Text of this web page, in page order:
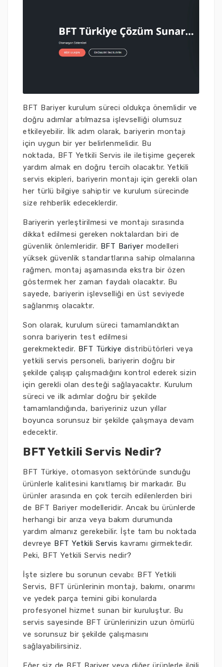
BFT Bariyer kurulum süreci oldukça önemlidir ve
doğru adımlar atılmazsa işlevselliği olumsuz
etkileyebilir. İlk adım olarak, bariyerin montajı
için uygun bir yer belirlenmelidir. Bu
noktada, BFT Yetkili Servis ile iletişime geçerek
yardım almak en doğru tercih olacaktır. Yetkili
servis ekipleri, bariyerin montajı için gerekli olan
her türlü bilgiye sahiptir ve kurulum sürecinde
size rehberlik edeceklerdir.
Bariyerin yerleştirilmesi ve montajı sırasında
dikkat edilmesi gereken noktalardan biri de
güvenlik önlemleridir. BFT Bariyer modelleri
yüksek güvenlik standartlarına sahip olmalarına
rağmen, montaj aşamasında ekstra bir özen
göstermek her zaman faydalı olacaktır. Bu
sayede, bariyerin işlevselliği en üst seviyede
sağlanmış olacaktır.
Son olarak, kurulum süreci tamamlandıktan
sonra bariyerin test edilmesi
gerekmektedir. BFT Türkiye distribütörleri veya
yetkili servis personeli, bariyerin doğru bir
şekilde çalışıp çalışmadığını kontrol ederek sizin
için gerekli olan desteği sağlayacaktır. Kurulum
süreci ve ilk adımlar doğru bir şekilde
tamamlandığında, bariyeriniz uzun yıllar
boyunca sorunsuz bir şekilde çalışmaya devam
edecektir.
BFT Yetkili Servis Nedir?
BFT Türkiye, otomasyon sektöründe sunduğu
ürünlerle kalitesini kanıtlamış bir markadır. Bu
ürünler arasında en çok tercih edilenlerden biri
de BFT Bariyer modelleridir. Ancak bu ürünlerde
herhangi bir arıza veya bakım durumunda
yardım almanız gerekebilir. İşte tam bu noktada
devreye BFT Yetkili Servis kavramı girmektedir.
Peki, BFT Yetkili Servis nedir?
İşte sizlere bu sorunun cevabı: BFT Yetkili
Servis, BFT ürünlerinin montajı, bakımı, onarımı
ve yedek parça temini gibi konularda
profesyonel hizmet sunan bir kuruluştur. Bu
servis sayesinde BFT ürünlerinizin uzun ömürlü
ve sorunsuz bir şekilde çalışmasını
sağlayabilirsiniz.